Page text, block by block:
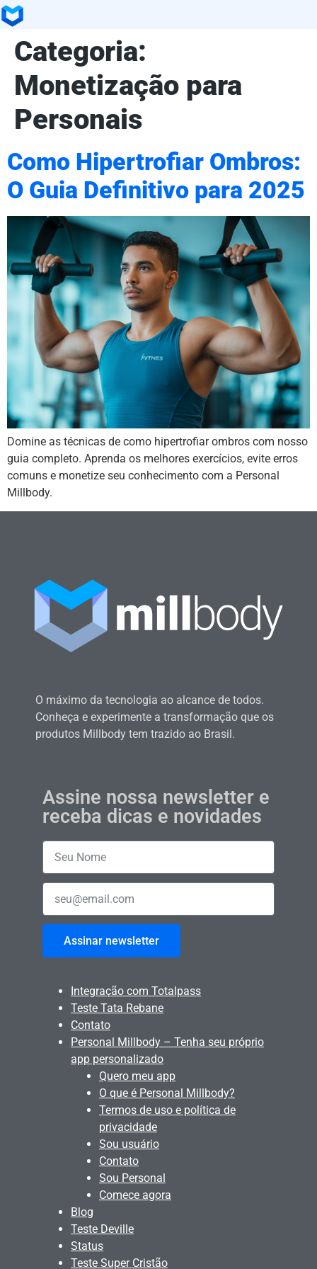
Categoria:
Monetização para
Personais
Como Hipertrofiar Ombros:
O Guia Definitivo para 2025
Domine as técnicas de como hipertrofiar ombros com nosso
guia completo. Aprenda os melhores exercícios, evite erros
comuns e monetize seu conhecimento com a Personal
Millbody.
O máximo da tecnologia ao alcance de todos.
Conheça e experimente a transformação que os
produtos Millbody tem trazido ao Brasil.
Assine nossa newsletter e
receba dicas e novidades
Assinar newsletter
Integração com Totalpass
Teste Tata Rebane
Contato
Personal Millbody – Tenha seu próprio
app personalizado
Quero meu app
O que é Personal Millbody?
Termos de uso e política de
privacidade
Sou usuário
Contato
Sou Personal
Comece agora
Blog
Teste Deville
Status
Teste Super Cristão